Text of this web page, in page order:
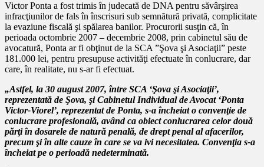
Victor Ponta a fost trimis în judecată de DNA pentru săvârşirea
infracţiunilor de fals în înscrisuri sub semnătură privată, complicitate
la evaziune fiscală şi spălarea banilor. Procurorii susţin că, în
perioada octombrie 2007 – decembrie 2008, prin cabinetul său de
avocatură, Ponta ar fi obţinut de la SCA ”Şova şi Asociaţii” peste
181.000 lei, pentru presupuse activităţi efectuate în conlucrare, dar
care, în realitate, nu s-ar fi efectuat.
„Astfel, la 30 august 2007, între SCA ‘Şova şi Asociaţii’,
reprezentată de Şova, şi Cabinetul Individual de Avocat ‘Ponta
Victor-Viorel’, reprezentat de Ponta, s-a încheiat o convenţie de
conlucrare profesională, având ca obiect conlucrarea celor două
părţi în dosarele de natură penală, de drept penal al afacerilor,
precum şi în alte cauze în care se va ivi necesitatea. Convenţia s-a
încheiat pe o perioadă nedeterminată.